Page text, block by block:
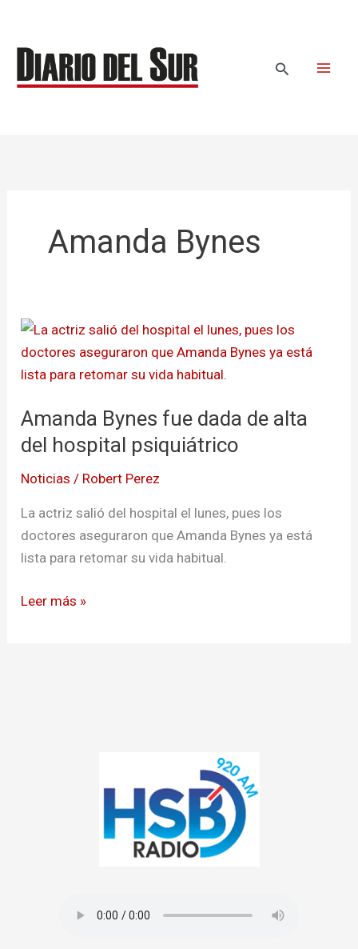
contenido
Buscar
Amanda Bynes
Amanda Bynes fue dada de alta
del hospital psiquiátrico
Noticias / Robert Perez
La actriz salió del hospital el lunes, pues los
doctores aseguraron que Amanda Bynes ya está
lista para retomar su vida habitual.
Amanda
Bynes
fue
de
alta
hospital
psiquiátrico
Leer más »